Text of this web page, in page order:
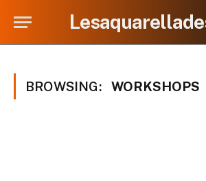
BROWSING: WORKSHOPS